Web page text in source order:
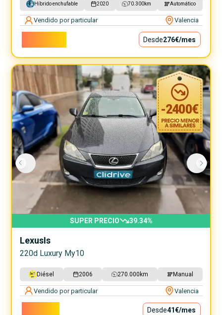
Híbrido enchufable 2020 70.300km Automático
Vendido por particular Valencia
Desde276€/mes
-2400€
SUPER PRECIO 39.34%
LexusIs
220d Luxury My10
Diésel 2006 270.000 km Manual
Vendido por particular Valencia
Desde41€/mes